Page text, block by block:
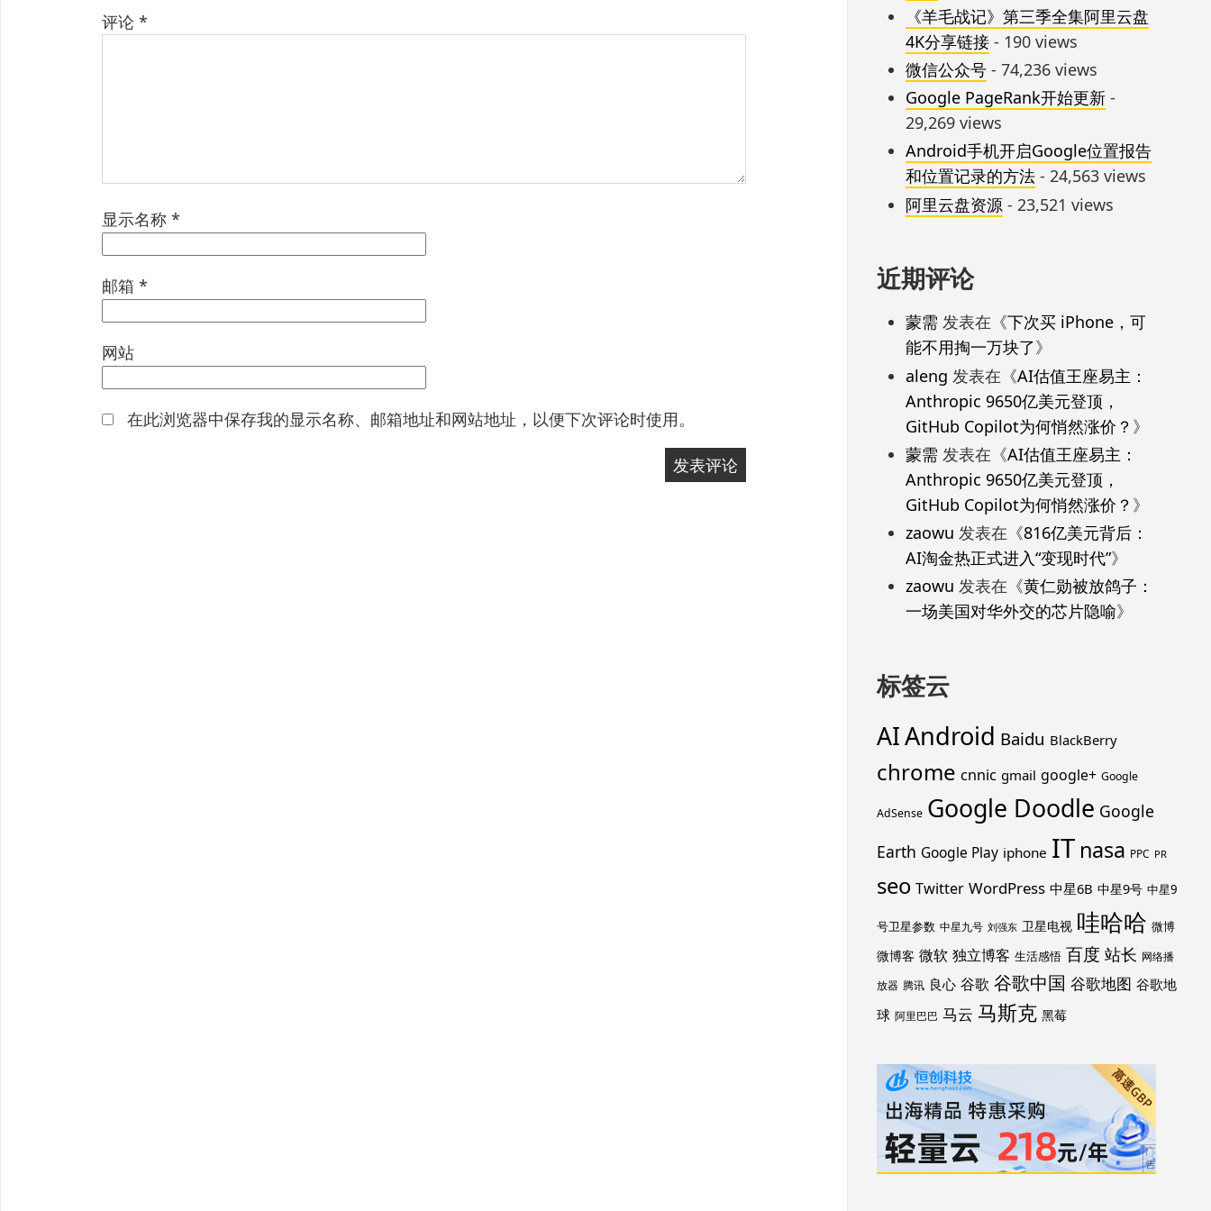
评论 *
显示名称 *
邮箱 *
网站
在此浏览器中保存我的显示名称、邮箱地址和网站地址，以便下次评论时使用。
《羊毛战记》第三季全集阿里云盘
4K分享链接- 190 views
微信公众号- 74,236 views
Google PageRank开始更新-
29,269 views
Android手机开启Google位置报告
和位置记录的方法- 24,563 views
阿里云盘资源- 23,521 views
近期评论
蒙需发表在《下次买 iPhone，可
能不用掏一万块了》
aleng 发表在《AI估值王座易主：
Anthropic 9650亿美元登顶，
GitHub Copilot为何悄然涨价？ 》
蒙需发表在《AI估值王座易主：
Anthropic 9650亿美元登顶，
GitHub Copilot为何悄然涨价？ 》
zaowu 发表在《816亿美元背后：
AI淘金热正式进入“变现时代”》
zaowu 发表在《黄仁勋被放鸽子：
一场美国对华外交的芯片隐喻》
标签云
AIAndroid Baidu BlackBerry
chrome cnnic gmail google+ Google
AdSense Google Doodle Google
Earth Google Play iphone IT nasa PPC PR
seo Twitter WordPress 中星6B 中星9号 中星9
号卫星参数 中星九号 刘强东 卫星电视 哇哈哈 微博
微博客 微软 独立博客 生活感悟 百度 站长 网络播
放器 腾讯 良心 谷歌 谷歌中国 谷歌地图 谷歌地
球 阿里巴巴 马云 马斯克 黑莓